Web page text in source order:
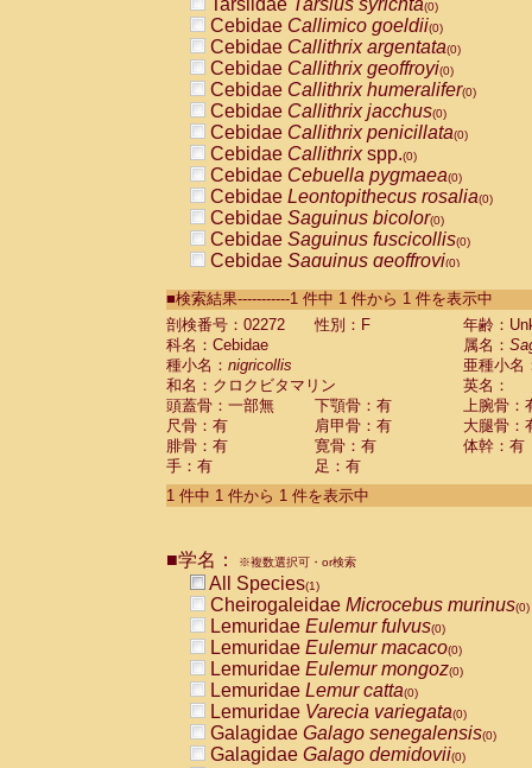
Tarsiidae Tarsius syrichta(0)
Cebidae Callimico goeldii(0)
Cebidae Callithrix argentata(0)
Cebidae Callithrix geoffroyi(0)
Cebidae Callithrix humeralifer(0)
Cebidae Callithrix jacchus(0)
Cebidae Callithrix penicillata(0)
Cebidae Callithrixspp.(0)
Cebidae Cebuella pygmaea(0)
Cebidae Leontopithecus rosalia(0)
Cebidae Saguinus bicolor(0)
Cebidae Saguinus fuscicollis(0)
Cebidae Saguinus geoffroyi(0)
CebidaeSaguinus labiatus(0)
Cebidae Saguinus leucopus (0)
Cebidae
CebidaeSaguinus mystax
CebidaeSaguinus nigricollis (1)
Cebidae Saguinus oedipus
Cebidae Saguinus weddelli
Cebidae Saguinusspp.
Cebidae Aotus trivirgatus
Cebidae Cebus albifrons
CebidaeCebus nigrivittatus
CebidaeCebus
CebidaeSaimiri boliviensis(0)
CebidaeSaimiri sciureus(0)
AtelidaeAlouatta caraya(0)
AtelidaeAlouatta fusca(0)
AtelidaeAlouatta seniculus
AtelidaeAlouattaspp.(0)
AtelidaeAteles belzebuth(0)
AtelidaeAteles geoffroyi(0)
■検索結果-----------1 件中 1 件から 1 件を表示中
剖検番号：02272
性別：F
年齢：
科名：Cebidae
属名：
種小名： nigricollis
亜種小名
和名：クロクビタマリン
英名：
頭蓋骨：一部無
下顎骨：有
上腕骨：
尺骨：有
肩甲骨：有
大腿骨：
腓骨：有
寛骨：有
体幹：有
手：有
足：有
1 件中 1 件から 1 件を表示中
■学名： ※複数選択可・or検索
All Species(1)
Cheirogaleidae Microcebus murinus(0)
Lemuridae Eulemur fulvus(0)
Lemuridae Eulemur macaco(0)
Lemuridae Eulemur mongoz(0)
Lemuridae Lemur catta(0)
Lemuridae Varecia variegata(0)
Galagidae Galago senegalensis(0)
Galagidae Galago demidovii(0)